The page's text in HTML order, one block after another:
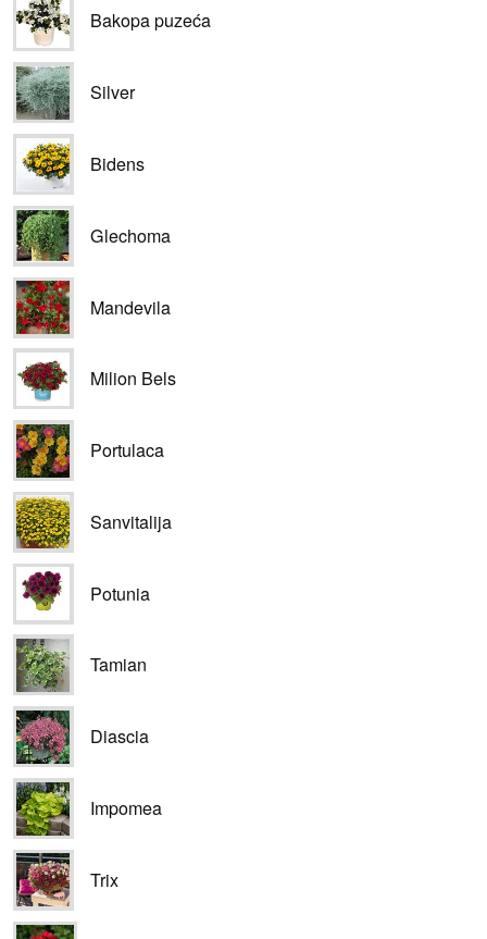
Bakopa puzeća
Silver
Bidens
Glechoma
Mandevila
Milion Bels
Portulaca
Sanvitalija
Potunia
Tamian
Diascia
Impomea
Trix